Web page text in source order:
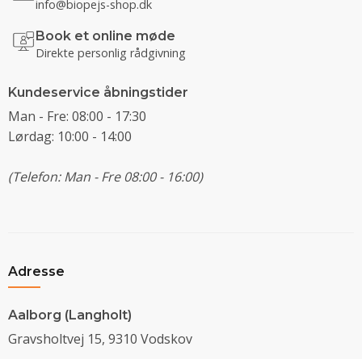
info@biopejs-shop.dk
Book et online møde
Direkte personlig rådgivning
Kundeservice åbningstider
Man - Fre: 08:00 - 17:30
Lørdag: 10:00 - 14:00
(Telefon: Man - Fre 08:00 - 16:00)
Adresse
Aalborg (Langholt)
Gravsholtvej 15, 9310 Vodskov